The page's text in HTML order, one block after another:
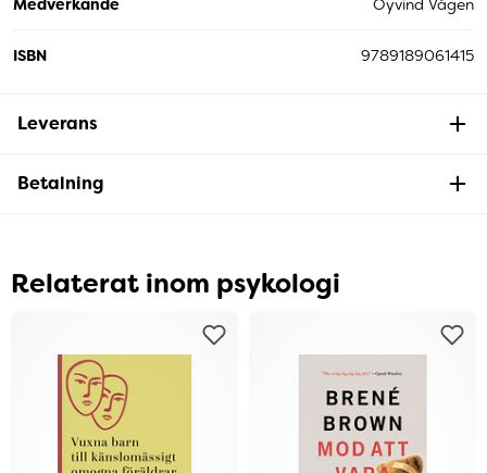
Medverkande Öyvind Vågen
ISBN 9789189061415
Leverans
Betalning
Relaterat inom psykologi